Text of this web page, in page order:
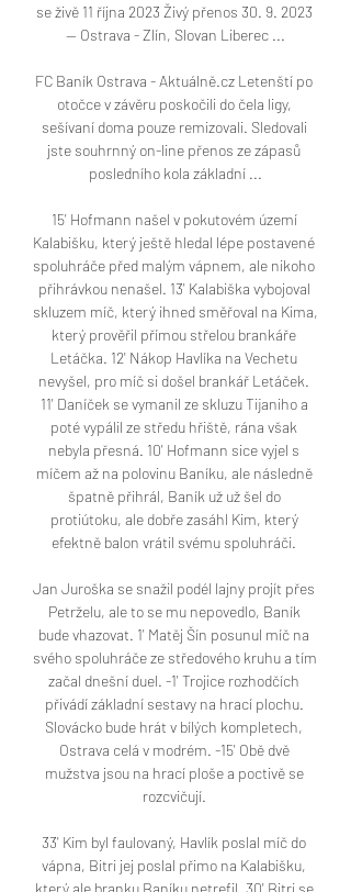
se živě 11 října 2023 Živý přenos 30. 9. 2023
— Ostrava - Zlín, Slovan Liberec ...
FC Baník Ostrava - Aktuálně.cz Letenští po
otočce v závěru poskočili do čela ligy,
sešívaní doma pouze remizovali. Sledovali
jste souhrnný on-line přenos ze zápasů
posledního kola základní ...
15' Hofmann našel v pokutovém území
Kalabišku, který ještě hledal lépe postavené
spoluhráče před malým vápnem, ale nikoho
přihrávkou nenašel. 13' Kalabiška vybojoval
skluzem míč, který ihned směřoval na Kima,
který prověřil přímou střelou brankáře
Letáčka. 12' Nákop Havlíka na Vechetu
nevyšel, pro míč si došel brankář Letáček.
11' Daníček se vymanil ze skluzu Tijaniho a
poté vypálil ze středu hřiště, rána však
nebyla přesná. 10' Hofmann sice vyjel s
míčem až na polovinu Baníku, ale následně
špatně přihrál, Baník už už šel do
protiútoku, ale dobře zasáhl Kim, který
efektně balon vrátil svému spoluhráči.
Jan Juroška se snažil podél lajny projít přes
Petrželu, ale to se mu nepovedlo, Baník
bude vhazovat. 1' Matěj Šín posunul míč na
svého spoluhráče ze středového kruhu a tím
začal dnešní duel. -1' Trojice rozhodčích
přivádí základní sestavy na hrací plochu.
Slovácko bude hrát v bílých kompletech,
Ostrava celá v modrém. -15' Obě dvě
mužstva jsou na hrací ploše a poctivě se
rozcvičují.
33' Kim byl faulovaný, Havlík poslal míč do
vápna, Bitri jej poslal přimo na Kalabišku,